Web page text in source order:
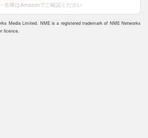
在庫はAmazonでご確認ください
Media Limited. NME is a registered trademark of NME Networks
licence.